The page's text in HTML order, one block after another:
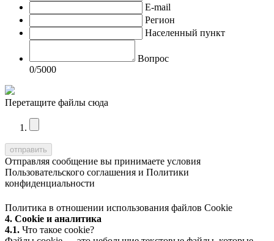
E-mail
Регион
Населенный пункт
Вопрос
0/5000
Перетащите файлы сюда
Отправляя сообщение вы принимаете условия
Пользовательского соглашения и Политики
конфиденциальности
Политика в отношении использования файлов Cookie
4. Cookie и аналитика
4.1. Что такое cookie?